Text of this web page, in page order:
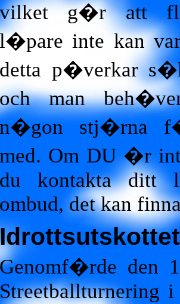
g�r att
inte kan
detta p�verkar
man
n�gon stj�rna
med. Om DU �r
du kontakta ditt
ombud, det kan
den
Streetballturnering